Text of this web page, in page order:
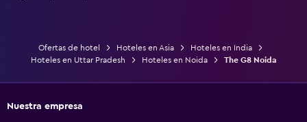
Ofertas de hotel Hoteles en Asia
Hoteles en India
Hoteles en Uttar Pradesh
Hoteles en Noida The G8 Noida
Nuestra empresa